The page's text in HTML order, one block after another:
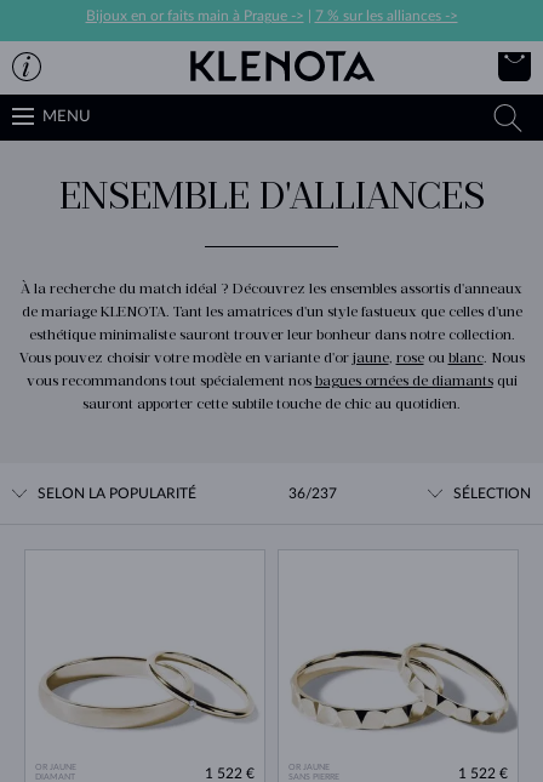
Bijoux en or faits main à Prague -> 7 % sur les alliances ->
MENU
ENSEMBLE D'ALLIANCES
À la recherche du match idéal ? Découvrez les ensembles assortis d'anneaux
de mariage KLENOTA. Tant les amatrices d'un style fastueux que celles d'une
esthétique minimaliste sauront trouver leur bonheur dans notre collection.
Vous pouvez choisir votre modèle en variante d'or jaune, roseou blanc. Nous
vous recommandons tout spécialement nos bagues ornées de diamantsqui
sauront apporter cette subtile touche de chic au quotidien.
SELON LA POPULARITÉ 36/237 SÉLECTION
OR JAUNE
DIAMANT
1 522 €
OR JAUNE
SANS PIERRE
1 522 €